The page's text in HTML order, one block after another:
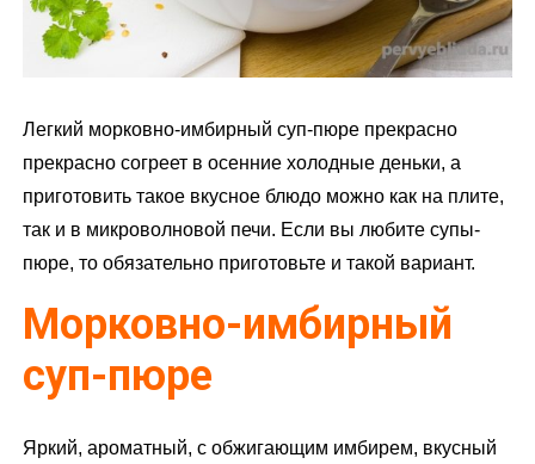
Легкий морковно-имбирный суп-пюре прекрасно
прекрасно согреет в осенние холодные деньки, а
приготовить такое вкусное блюдо можно как на плите,
так и в микроволновой печи. Если вы любите супы-
пюре, то обязательно приготовьте и такой вариант.
Морковно-имбирный
суп-пюре
Яркий, ароматный, с обжигающим имбирем, вкусный